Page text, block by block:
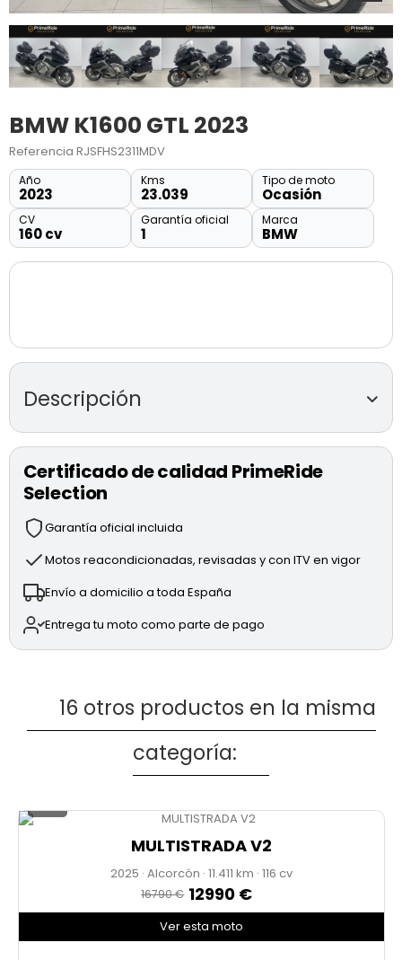
BMW K1600 GTL 2023
Referencia RJSFHS2311MDV
Año
2023
Kms
23.039
Tipo de moto
Ocasión
CV
160 cv
Garantía oficial
1
Marca
BMW
Descripción
* 6 Cilindros en línea
* Cilindrada: 1.649 cc
* Par motor: ~180 Nm
* Maletas laterales + top case de serie
* Control de crucero
Certificado de calidad PrimeRide
Selection
Garantía oficial incluida
Motos reacondicionadas, revisadas y con ITV en vigor
Envío a domicilio a toda España
Entrega tu moto como parte de pago
16 otros productos en la misma
categoría:
MULTISTRADA V2
2025 · Alcorcón · 11.411 · 116 cv
16790 € 12990 €
Ver esta moto